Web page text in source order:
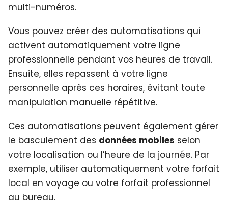
multi-numéros.
Vous pouvez créer des automatisations qui
activent automatiquement votre ligne
professionnelle pendant vos heures de travail.
Ensuite, elles repassent à votre ligne
personnelle après ces horaires, évitant toute
manipulation manuelle répétitive.
Ces automatisations peuvent également gérer
le basculement des données mobiles selon
votre localisation ou l’heure de la journée. Par
exemple, utiliser automatiquement votre forfait
local en voyage ou votre forfait professionnel
au bureau.